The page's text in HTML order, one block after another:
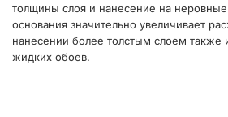
толщины слоя и нанесение на
основания значительно увеличивает
нанесении более толстым слоем также
жидких обоев.